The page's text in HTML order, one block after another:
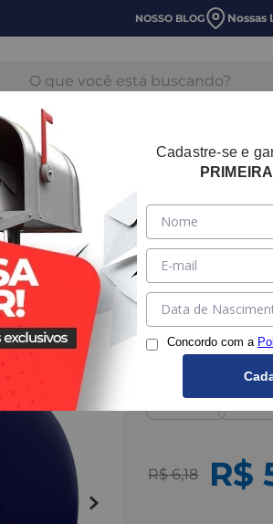
NOSSO BLOG Nossas
HIDRÁULICA TUBOS E CONEXOES
Cap PPR
SKU:872200001
20mm
R$ 6,18 R$
Cadastre-se e
Concordo com a